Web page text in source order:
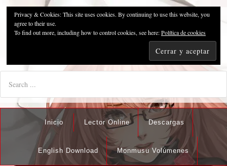
Pzykosis666HFansub
"I'm the best there is at what I do, but what I do best isn't very
Inicio Lector Online Descargas
English Download Monmusu Volúmenes
Privacy & Cookies: This site uses cookies. By continuing to use this website, you
agree to their use.
To find out more, including how to control cookies, see here:Política de cookies